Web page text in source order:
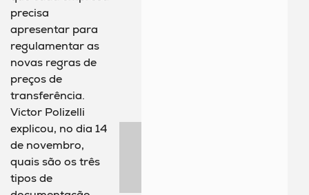
precisa
apresentar para
regulamentar as
novas regras de
preços de
transferência.
Victor Polizelli
explicou, no dia 14
de novembro,
quais são os três
tipos de